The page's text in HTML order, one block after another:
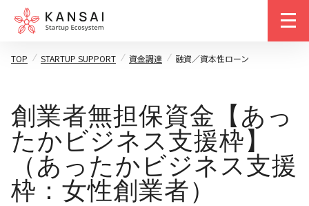
TOP STARTUP SUPPORT 資金調達 融資／資本性ローン
創業者無担保資金【あっ
たかビジネス支援枠】
（あったかビジネス支援
枠：女性創業者）